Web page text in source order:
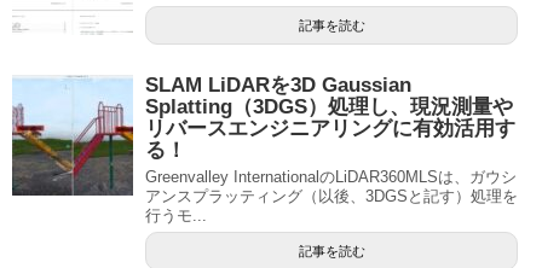
記事を読む
SLAM LiDARを3D Gaussian
Splatting（3DGS）処理し、現況測量や
リバースエンジニアリングに有効活用す
る！
Greenvalley InternationalのLiDAR360MLSは、ガウシ
アンスプラッティング（以後、3DGSと記す）処理を
行うモ...
記事を読む